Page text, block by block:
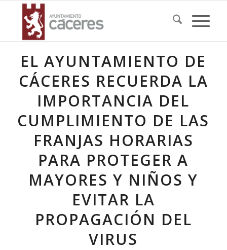
EL AYUNTAMIENTO DE
CÁCERES RECUERDA LA
IMPORTANCIA DEL
CUMPLIMIENTO DE LAS
FRANJAS HORARIAS
PARA PROTEGER A
MAYORES Y NIÑOS Y
EVITAR LA
PROPAGACIÓN DEL
VIRUS